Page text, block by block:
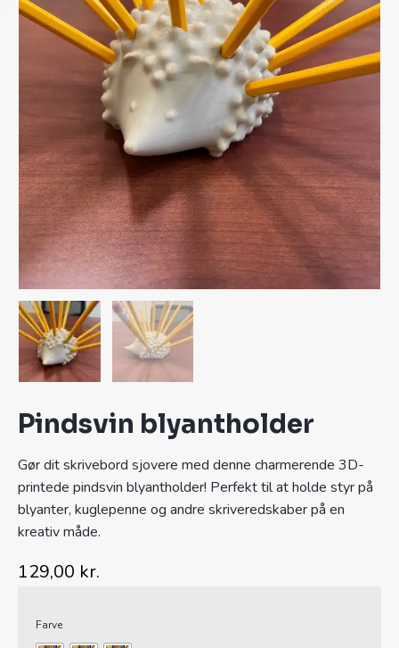
Pindsvin blyantholder
Gør dit skrivebord sjovere med denne charmerende 3D-
printede pindsvin blyantholder! Perfekt til at holde styr på
blyanter, kuglepenne og andre skriveredskaber på en
kreativ måde.
129,00 kr.
Farve